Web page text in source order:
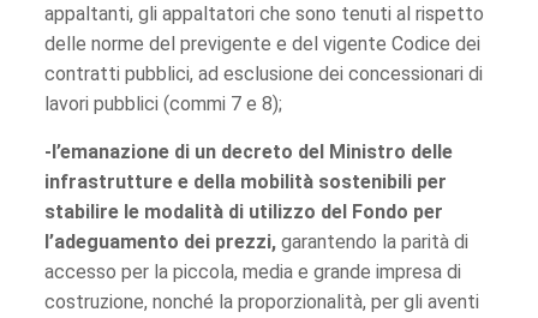
appaltanti, gli appaltatori che sono tenuti al rispetto
delle norme del previgente e del vigente Codice dei
contratti pubblici, ad esclusione dei concessionari di
lavori pubblici (commi 7 e 8);
-l’emanazione di un decreto del Ministro delle
infrastrutture e della mobilità sostenibili per
stabilire le modalità di utilizzo del Fondo per
l’adeguamento dei prezzi,garantendo la parità di
accesso per la piccola, media e grande impresa di
costruzione, nonché la proporzionalità, per gli aventi